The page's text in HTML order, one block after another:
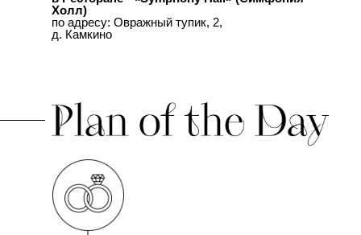
Холл)
по адресу: Овражный тупик, 2,
д. Камкино